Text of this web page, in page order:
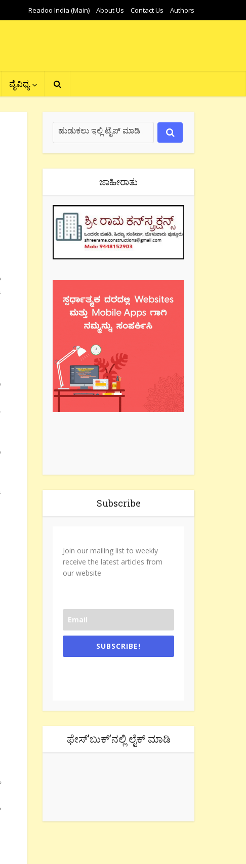
Readoo India (Main) About Us Contact Us Authors
ವೈವಿಧ್ಯ
ಜಾಹೀರಾತು
Subscribe
Join our mailing list to weekly
receive the latest articles from
our website
SUBSCRIBE!
ಫೇಸ್’ಬುಕ್’ನಲ್ಲಿ ಲೈಕ್ ಮಾಡಿ